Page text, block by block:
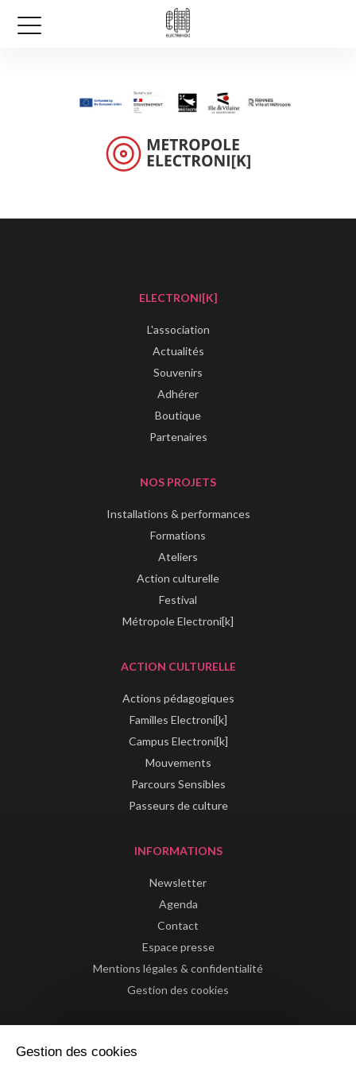
ELECTRONI[K]
L'association
Actualités
Souvenirs
Adhérer
Boutique
Partenaires
NOS PROJETS
Installations & performances
Formations
Ateliers
Action culturelle
Festival
Métropole Electroni[k]
ACTION CULTURELLE
Actions pédagogiques
Familles Electroni[k]
Campus Electroni[k]
Mouvements
Parcours Sensibles
Passeurs de culture
INFORMATIONS
Newsletter
Agenda
Contact
Espace presse
Mentions légales & confidentialité
Gestion des cookies
Gestion des cookies